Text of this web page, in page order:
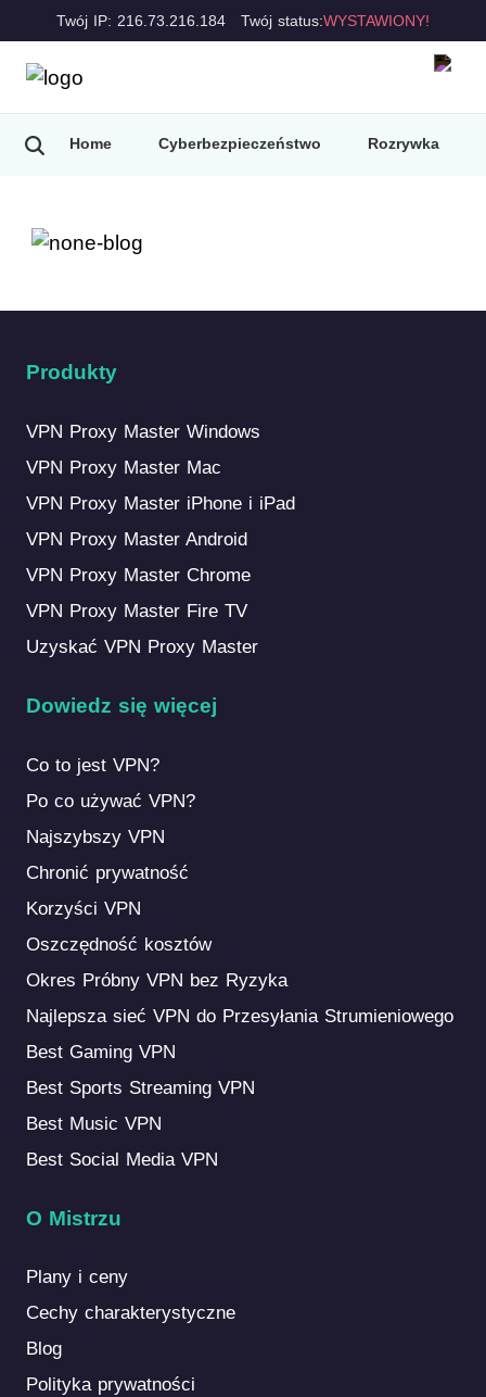
Twój IP: 216.73.216.184 Twój status:WYSTAWIONY!
Home Cyberbezpieczeństwo Rozrywka
Produkty
VPN Proxy Master Windows
VPN Proxy Master Mac
VPN Proxy Master iPhone i iPad
VPN Proxy Master Android
VPN Proxy Master Chrome
VPN Proxy Master Fire TV
Uzyskać VPN Proxy Master
Dowiedz się więcej
Co to jest VPN?
Po co używać VPN?
Najszybszy VPN
Chronić prywatność
Korzyści VPN
Oszczędność kosztów
Okres Próbny VPN bez Ryzyka
Najlepsza sieć VPN do Przesyłania Strumieniowego
Best Gaming VPN
Best Sports Streaming VPN
Best Music VPN
Best Social Media VPN
O Mistrzu
Plany i ceny
Cechy charakterystyczne
Blog
Polityka prywatności